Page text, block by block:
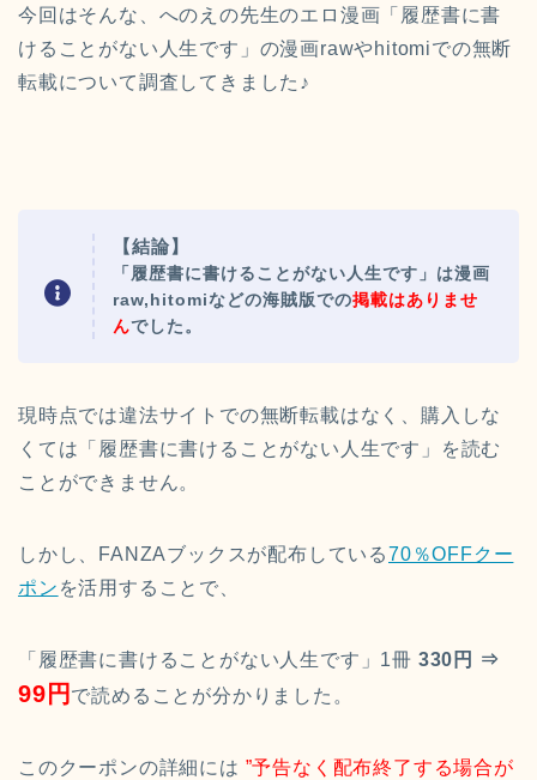
今回はそんな、へのえの先生のエロ漫画 「履歴書に書
けることがない人生です」の漫画rawやhitomiでの無断
転載について調査してきました♪
【結論】
「履歴書に書けることがない人生です」は漫画
raw,hitomiなどの海賊版での掲載はありませ
んでした。
現時点では違法サイトでの無断転載はなく、購入しな
くては「履歴書に書けることがない人生です」を読む
ことができません。
しかし、FANZAブックスが配布している70％OFFクー
ポン を活用することで、
「履歴書に書けることがない人生です」1冊 330円 ⇒
99円 で読めることが分かりました。
このクーポンの詳細には ”予告なく配布終了する場合が